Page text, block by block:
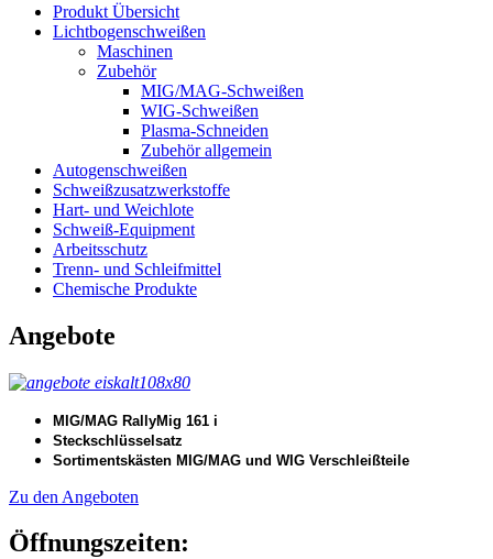
Produkt Übersicht
Lichtbogenschweißen
Maschinen
Zubehör
MIG/MAG-Schweißen
WIG-Schweißen
Plasma-Schneiden
Zubehör allgemein
Autogenschweißen
Schweißzusatzwerkstoffe
Hart- und Weichlote
Schweiß-Equipment
Arbeitsschutz
Trenn- und Schleifmittel
Chemische Produkte
Angebote
MIG/MAG RallyMig 161 i
Steckschlüsselsatz
Sortimentskästen MIG/MAG und WIG Verschleißteile
Zu den Angeboten
Öffnungszeiten: